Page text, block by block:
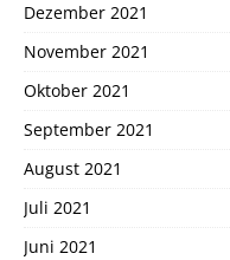
Dezember 2021
November 2021
Oktober 2021
September 2021
August 2021
Juli 2021
Juni 2021